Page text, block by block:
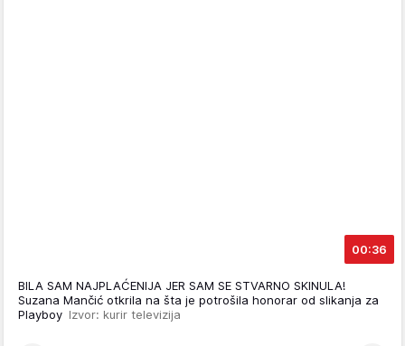
00:36
BILA SAM NAJPLAĆENIJA JER SAM SE STVARNO SKINULA!
Suzana Mančić otkrila na šta je potrošila honorar od slikanja za
Playboy Izvor: kurir televizija